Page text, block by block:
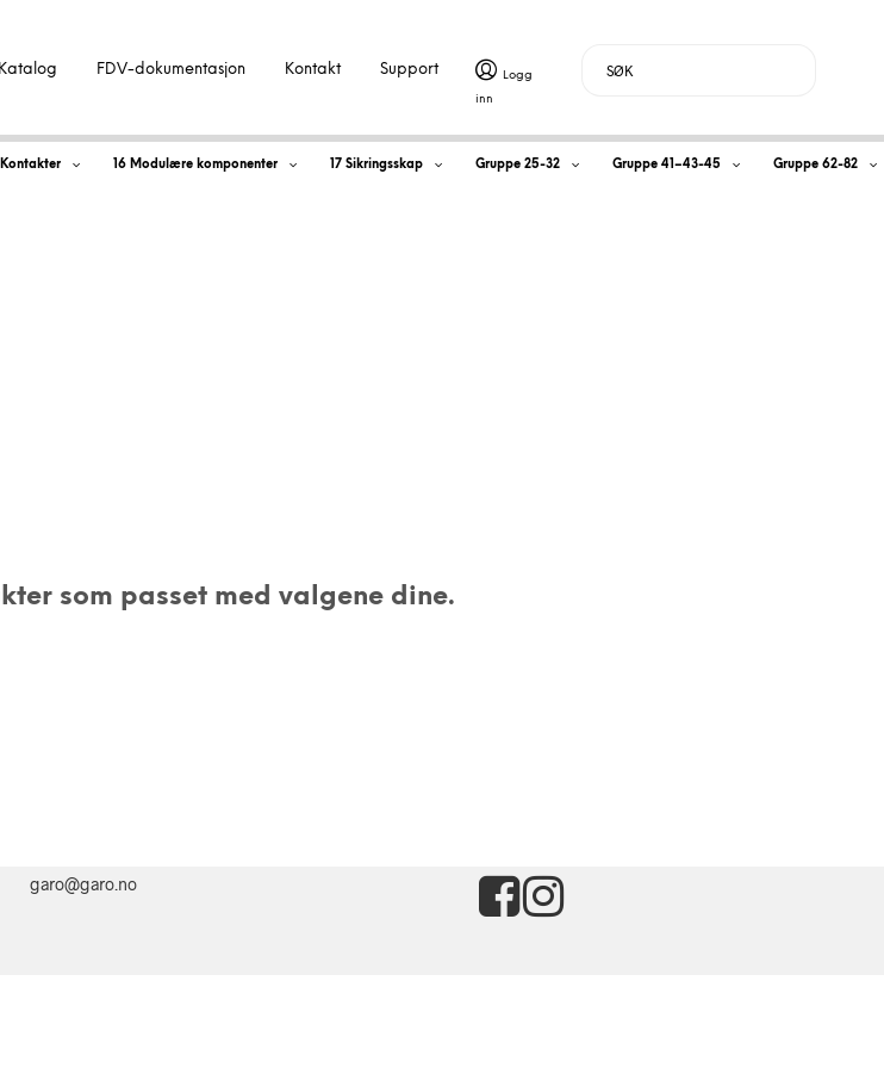
Kontakter 16 Modulære komponenter 17 Sikringsskap Gruppe 25-32 Gruppe 41–43-45 Gruppe 62-82
Katalog FDV-dokumentasjon Kontakt Support
som passet med valgene dine.
garo@garo.no
H